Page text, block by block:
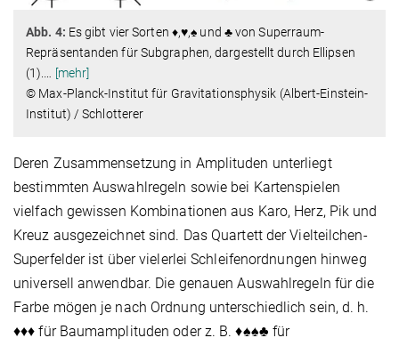
Abb. 4: Es gibt vier Sorten ♦,♥,♠ und ♣ von Superraum-
Repräsentanden für Subgraphen, dargestellt durch Ellipsen
(1).
[mehr]
© Max-Planck-Institut für Gravitationsphysik (Albert-Einstein-
Institut) / Schlotterer
Deren Zusammensetzung in Amplituden unterliegt
bestimmten Auswahlregeln sowie bei Kartenspielen
vielfach gewissen Kombinationen aus Karo, Herz, Pik und
Kreuz ausgezeichnet sind. Das Quartett der Vielteilchen-
Superfelder ist über vielerlei Schleifenordnungen hinweg
universell anwendbar. Die genauen Auswahlregeln für die
Farbe mögen je nach Ordnung unterschiedlich sein, d. h.
♦♦♦ für Baumamplituden oder z. B. ♦♠♠♣ für